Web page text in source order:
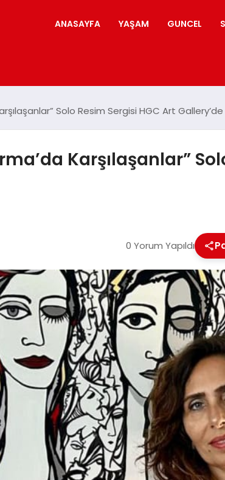
ANASAYFA YAŞAM GUNCEL
Solo Resim Sergisi HGC Art Gallery’de
Karşılaşanlar”
0 Yorum Yapıldı